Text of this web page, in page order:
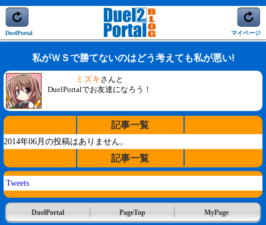
DuelPortal マイページ
私がＷＳで勝てないのはどう考えても私が悪い!
ミズキさんと
DuelPortalでお友達になろう！
記事一覧
2014年06月の投稿はありません。
記事一覧
Tweets
DuelPortal PageTop MyPage